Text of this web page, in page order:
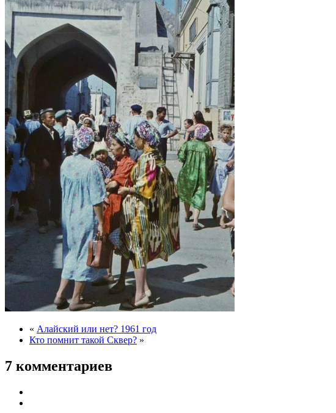
« Алайский или нет? 1961 год
Кто помнит такой Сквер? »
7 комментариев